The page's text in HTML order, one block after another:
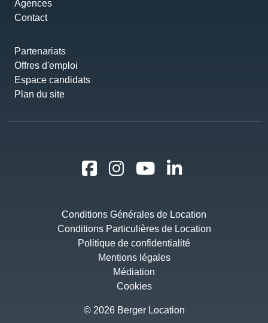
Agences
Contact
Partenariats
Offres d'emploi
Espace candidats
Plan du site
Conditions Générales de Location
Conditions Particulières de Location
Politique de confidentialité
Mentions légales
Médiation
Cookies
© 2026 Berger Location